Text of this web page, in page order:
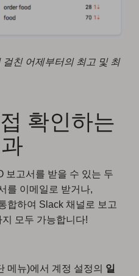
친 어제부터의 최고 및 최
확인하는
보고서를 받을 수 있는 두
를 이메일로 받거나,
합하여 Slack 채널로 보고
모두 가능합니다!
메뉴)에서 계정 설정의 일